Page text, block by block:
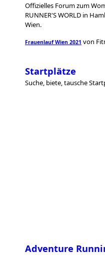
Offizielles Forum zum
RUNNER'S WORLD in
Wien.
Frauenlauf Wien 2021 von
Startplätze
Suche, biete, tausche
Adventure